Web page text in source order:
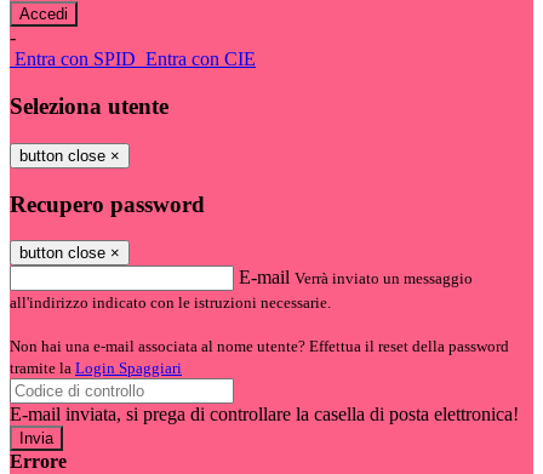
-
Entra con SPID Entra con CIE
Seleziona utente
button close ×
Recupero password
button close ×
E-mail Verrà inviato un messaggio
all'indirizzo indicato con le istruzioni necessarie.
Non hai una e-mail associata al nome utente? Effettua il reset della password
tramite la Login Spaggiari
E-mail inviata, si prega di controllare la casella di posta elettronica!
Errore